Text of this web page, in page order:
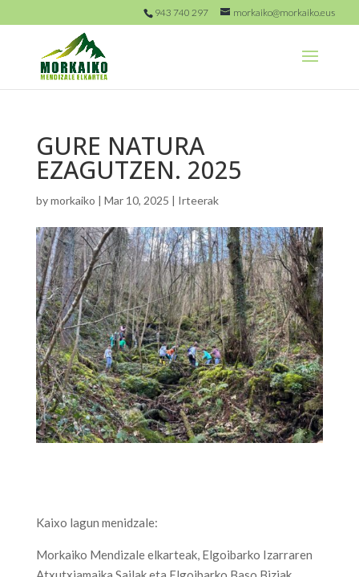
943 740 297 morkaiko@morkaiko.eus
GURE NATURA
EZAGUTZEN. 2025
bymorkaiko | Mar 10, 2025 | Irteerak
Kaixo lagun menidzale:
Morkaiko Mendizale elkarteak, Elgoibarko Izarraren